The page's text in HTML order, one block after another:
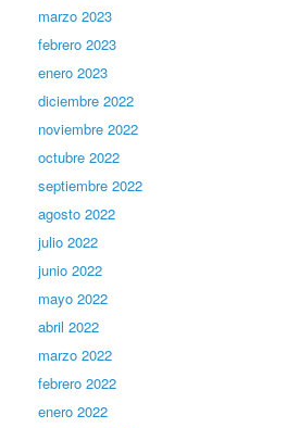
marzo 2023
febrero 2023
enero 2023
diciembre 2022
noviembre 2022
octubre 2022
septiembre 2022
agosto 2022
julio 2022
junio 2022
mayo 2022
abril 2022
marzo 2022
febrero 2022
enero 2022